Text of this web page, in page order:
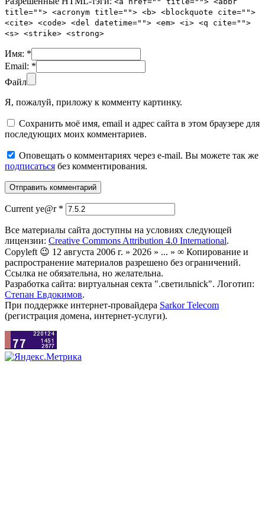
title=""> <acronym title=""> <b> <blockquote cite="">
<cite> <code> <del datetime=""> <em> <i> <q cite="">
<s> <strike> <strong>
Имя: *
Email: *
Файл
Я, пожалуй, приложу к комменту картинку.
Сохранить моё имя, email и адрес сайта в этом браузере для
последующих моих комментариев.
Оповещать о комментариях через e-mail. Вы можете так же
подписаться без комментирования.
Current ye@r *
Все материалы сайта доступны на условиях следующей
лицензии: Creative Commons Attribution 4.0 International.
Copyleft 😉 12 августа 2006 г. » 2026 » ... » ∞ Копирование и
распространение материалов разрешено без ограничений.
Ссылка не обязательна, но желательна.
Разработка сайта: виртуальная секта ".светильnick". Логотип:
Степан Евдокимов.
При поддержке интернет-провайдера Sarkor Telecom
(регистрация домена, интернет-услуги).